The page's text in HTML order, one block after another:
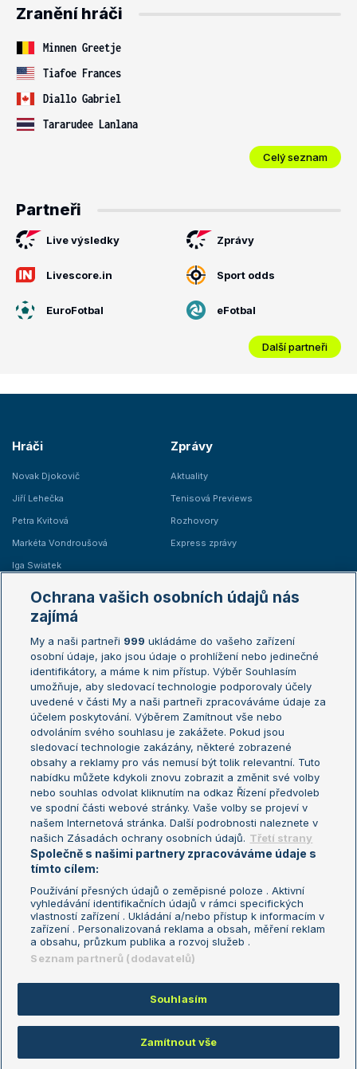
Zranění hráči
Minnen Greetje
Tiafoe Frances
Diallo Gabriel
Tararudee Lanlana
Celý seznam
Partneři
Live výsledky Zprávy
Livescore.in Sport odds
EuroFotbal eFotbal
Další partneři
Hráči
Novak Djokovič
Jiří Lehečka
Petra Kvitová
Markéta Vondroušová
Iga Swiatek
Zprávy
Aktuality
Tenisová Previews
Rozhovory
Express zprávy
Žebříčky
Žebříček ATP (muži)
Žebříček WTA (ženy)
Sázkařský žebříček
Australian Open
French Open
Wimbledon
US Open
Turnaj mistrů
Turnaj mistryň
Aktualní trendy
Fotbalové přestupy
Livesport Daily
LS Prague Open
Podmínky užití
Nastavení soukromí
GDPR a žurnalistika
Reklama
Kontakt
Informace o zpracování osobních
údajů
Copyright © 2008-2026 TenisPortal.cz. Využíváme zpravodajství ČTK.
Ochrana vašich osobních údajů nás
zajímá
My a naši partneři 999 ukládáme do vašeho zařízení
osobní údaje, jako jsou údaje o prohlížení nebo jedinečné
identifikátory, a máme k nim přístup. Výběr Souhlasím
umožňuje, aby sledovací technologie podporovaly účely
uvedené v části My a naši partneři zpracováváme údaje za
účelem poskytování. Výběrem Zamítnout vše nebo
odvoláním svého souhlasu je zakážete. Pokud jsou
sledovací technologie zakázány, některé zobrazené
obsahy a reklamy pro vás nemusí být tolik relevantní. Tuto
nabídku můžete kdykoli znovu zobrazit a změnit své volby
nebo souhlas odvolat kliknutím na odkaz Řízení předvoleb
ve spodní části webové stránky. Vaše volby se projeví v
našem Internetová stránka. Další podrobnosti naleznete v
našich Zásadách ochrany osobních údajů. Třetí strany
Společně s našimi partnery zpracováváme údaje s
tímto cílem:
Používání přesných údajů o zeměpisné poloze . Aktivní
vyhledávání identifikačních údajů v rámci specifických
vlastností zařízení . Ukládání a/nebo přístup k informacím v
zařízení . Personalizovaná reklama a obsah, měření reklam
a obsahu, průzkum publika a rozvoj služeb .
Seznam partnerů (dodavatelů)
Souhlasím
Zamítnout vše